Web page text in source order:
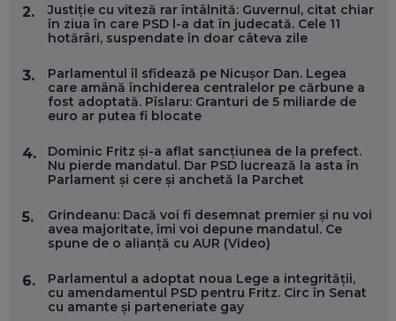
MARIUS PAȘCULEA, COFONDATOR AL KULTH: CUM
CĂTRE ARTĂ, LA NIVEL GLOBAL
EP. 57
EFICIENT VIAȚA ONLINE. ȘI CARE SUNT PRIMII PAȘI ÎNTR-O
CARIERĂ DE „HACKER CU PERMIS”
EP. 56
DOINA VÎLCEANU, CONTENTSPEED: VREI SUCCES ONLINE?
ÎNVAȚĂ AEO ȘI GEO!
OLIVIU MATEI, HOLISUN: SOFTWARE DE LA CLUJ PENTRU
2.
Justiție cu viteză rar întâlnită: Guvernul, citat chiar
în ziua în care PSD l-a dat în judecată. Cele 11
hotărâri, suspendate în doar câteva zile
3.
Parlamentul îl sfidează pe Nicușor Dan. Legea
care amână închiderea centralelor pe cărbune a
fost adoptată. Pîslaru: Granturi de 5 miliarde de
euro ar putea fi blocate
4.
Dominic Fritz și-a aflat sancțiunea de la prefect.
Nu pierde mandatul. Dar PSD lucrează la asta în
Parlament și cere și anchetă la Parchet
5.
Grindeanu: Dacă voi fi desemnat premier și nu voi
avea majoritate, îmi voi depune mandatul. Ce
spune de o alianță cu AUR (Video)
6.
Parlamentul a adoptat noua Lege a integrității,
cu amendamentul PSD pentru Fritz. Circ în Senat
cu amante și parteneriate gay